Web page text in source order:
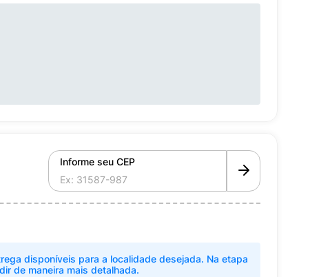
Informe seu CEP
disponíveis para a localidade desejada. Na etapa
de maneira mais detalhada.